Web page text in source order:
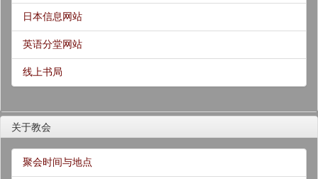
日本信息网站
英语分堂网站
线上书局
关于教会
聚会时间与地点